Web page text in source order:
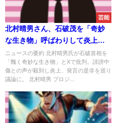
芸能
北村晴男さん、石破茂を「奇妙
な生き物」呼ばわりして炎上ｗ
ｗｗｗｗ
ニュースの要約 北村晴男氏が石破首相を
「醜く奇妙な生き物」とXで批判。誹謗中
傷との声が殺到し炎上、発言の是非を巡り
議論に。 北村晴男 プロジ...